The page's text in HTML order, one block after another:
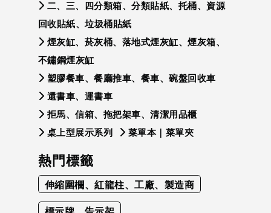
二、三、四分類箱、分類貼紙、托桶、資源
回收貼紙、垃圾桶貼紙
煙灰缸、菸灰桶、落地式煙灰缸、煙灰箱、
不鏽鋼煙灰缸
塑膠餐車、餐廳推車、餐車、碗盤回收車
還書車、運書車
拒馬、信箱、拖把架車、清潔用品櫃
桌上型展示系列
菜單本｜菜單夾
熱門標籤
伸縮圍欄、紅龍柱、工廠、製造商